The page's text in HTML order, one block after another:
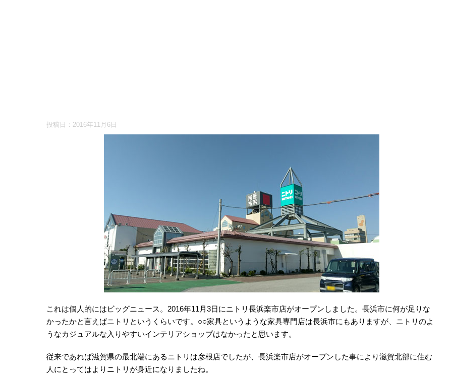
投稿日： 2016年11月6日
これは個人的にはビッグニュース。2016年11月3日にニトリ長浜楽市店がオープンしました。長浜市に何が足りな
かったかと言えばニトリというくらいです。○○家具というような家具専門店は長浜市にもありますが、ニトリのよ
うなカジュアルな入りやすいインテリアショップはなかったと思います。
従来であれば滋賀県の最北端にあるニトリは彦根店でしたが、長浜楽市店がオープンした事により滋賀北部に住む
人にとってはよりニトリが身近になりましたね。